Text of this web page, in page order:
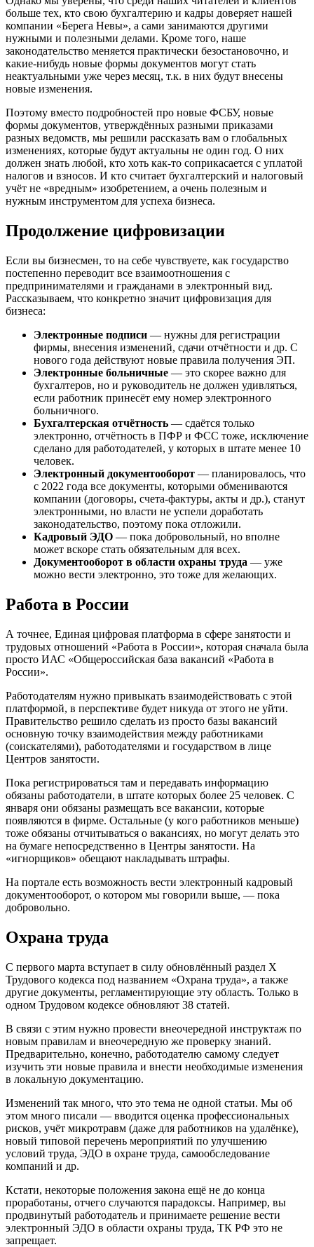
больше тех, кто свою бухгалтерию и кадры доверяет нашей
компании «Берега Невы», а сами занимаются другими
нужными и полезными делами. Кроме того, наше
законодательство меняется практически безостановочно, и
какие-нибудь новые формы документов могут стать
неактуальными уже через месяц, т.к. в них будут внесены
новые изменения.
Поэтому вместо подробностей про новые ФСБУ, новые
формы документов, утверждённых разными приказами
разных ведомств, мы решили рассказать вам о глобальных
изменениях, которые будут актуальны не один год. О них
должен знать любой, кто хоть как-то соприкасается с уплатой
налогов и взносов. И кто считает бухгалтерский и налоговый
учёт не «вредным» изобретением, а очень полезным и
нужным инструментом для успеха бизнеса.
Продолжение цифровизации
Если вы бизнесмен, то на себе чувствуете, как государство
постепенно переводит все взаимоотношения с
предпринимателями и гражданами в электронный вид.
Рассказываем, что конкретно значит цифровизация для
бизнеса:
Электронные подписи — нужны для регистрации
фирмы, внесения изменений, сдачи отчётности и др. С
нового года действуют новые правила получения ЭП.
Электронные больничные — это скорее важно для
бухгалтеров, но и руководитель не должен удивляться,
если работник принесёт ему номер электронного
больничного.
Бухгалтерская отчётность — сдаётся только
электронно, отчётность в ПФР и ФСС тоже, исключение
сделано для работодателей, у которых в штате менее 10
человек.
Электронный документооборот — планировалось, что
с 2022 года все документы, которыми обмениваются
компании (договоры, счета-фактуры, акты и др.), станут
электронными, но власти не успели доработать
законодательство, поэтому пока отложили.
Кадровый ЭДО — пока добровольный, но вполне
может вскоре стать обязательным для всех.
Документооборот в области охраны труда — уже
можно вести электронно, это тоже для желающих.
Работа в России
А точнее, Единая цифровая платформа в сфере занятости и
трудовых отношений «Работа в России», которая сначала была
просто ИАС «Общероссийская база вакансий «Работа в
России».
Работодателям нужно привыкать взаимодействовать с этой
платформой, в перспективе будет никуда от этого не уйти.
Правительство решило сделать из просто базы вакансий
основную точку взаимодействия между работниками
(соискателями), работодателями и государством в лице
Центров занятости.
Пока регистрироваться там и передавать информацию
обязаны работодатели, в штате которых более 25 человек. С
января они обязаны размещать все вакансии, которые
появляются в фирме. Остальные (у кого работников меньше)
тоже обязаны отчитываться о вакансиях, но могут делать это
на бумаге непосредственно в Центры занятости. На
«игнорщиков» обещают накладывать штрафы.
На портале есть возможность вести электронный кадровый
документооборот, о котором мы говорили выше, — пока
добровольно.
Охрана труда
С первого марта вступает в силу обновлённый раздел Х
Трудового кодекса под названием «Охрана труда», а также
другие документы, регламентирующие эту область. Только в
одном Трудовом кодексе обновляют 38 статей.
В связи с этим нужно провести внеочередной инструктаж по
новым правилам и внеочередную же проверку знаний.
Предварительно, конечно, работодателю самому следует
изучить эти новые правила и внести необходимые изменения
в локальную документацию.
Изменений так много, что это тема не одной статьи. Мы об
этом много писали — вводится оценка профессиональных
рисков, учёт микротравм (даже для работников на удалёнке),
новый типовой перечень мероприятий по улучшению
условий труда, ЭДО в охране труда, самообследование
компаний и др.
Кстати, некоторые положения закона ещё не до конца
проработаны, отчего случаются парадоксы. Например, вы
продвинутый работодатель и принимаете решение вести
электронный ЭДО в области охраны труда, ТК РФ это не
запрещает.